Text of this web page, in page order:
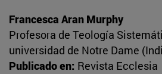
Francesca Aran Murphy
Profesora de Teología
universidad de Notre Dame
Publicado en: Revista Ecclesia